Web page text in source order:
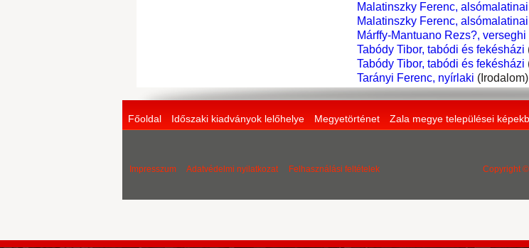
Malatinszky Ferenc, alsómalatinai
Malatinszky Ferenc, alsómalatinai
Márffy-Mantuano Rezs?,
Tabódy Tibor, tabódi és fekésházi
Tabódy Tibor, tabódi és fekésházi
Tarányi Ferenc, nyírlaki (Irodalom)
Főoldal Időszaki kiadványok lelőhelye Megyetörténet Zala megye települései
Impresszum Adatvédelmi nyilatkozat Felhasználási feltételek Copyright